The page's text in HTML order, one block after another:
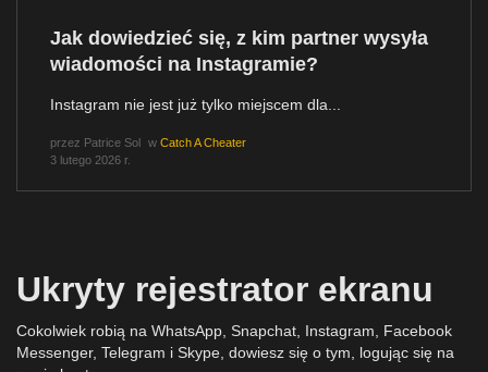
Jak dowiedzieć się, z kim partner wysyła
wiadomości na Instagramie?
Instagram nie jest już tylko miejscem dla...
przez Patrice Sol w Catch A Cheater
3 lutego 2026 r.
Ukryty rejestrator ekranu
Cokolwiek robią na WhatsApp, Snapchat, Instagram, Facebook
Messenger, Telegram i Skype, dowiesz się o tym, logując się na